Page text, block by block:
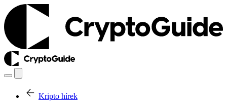
Kripto hírek